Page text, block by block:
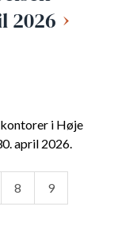
2026
i Høje
april 2026.
8 9